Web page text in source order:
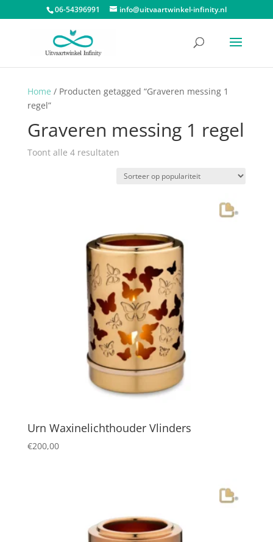
06-54396991 info@uitvaartwinkel-infinity.nl
Home / Producten getagged “Graveren messing 1
regel”
Graveren messing 1 regel
Toont alle 4 resultatenGesorteerd
populariteit
Urn Waxinelichthouder Vlinders
€200,00